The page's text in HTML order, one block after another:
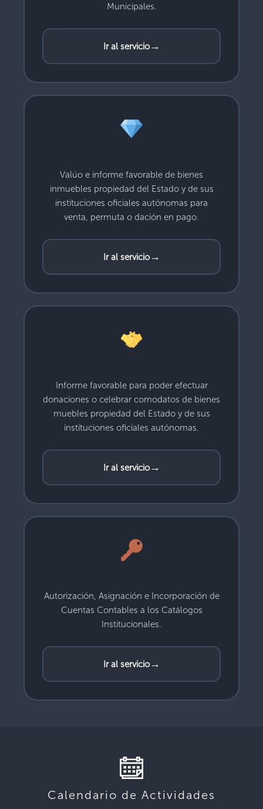
Municipales.
Ir al servicio→
Valúo e informe favorable de bienes
inmuebles propiedad del Estado y de sus
instituciones oficiales autónomas para
venta, permuta o dación en pago.
Ir al servicio→
Informe favorable para poder efectuar
donaciones o celebrar comodatos de bienes
muebles propiedad del Estado y de sus
instituciones oficiales autónomas.
Ir al servicio→
Autorización, Asignación e Incorporación de
Cuentas Contables a los Catálogos
Institucionales.
Ir al servicio→
Calendario de Actividades